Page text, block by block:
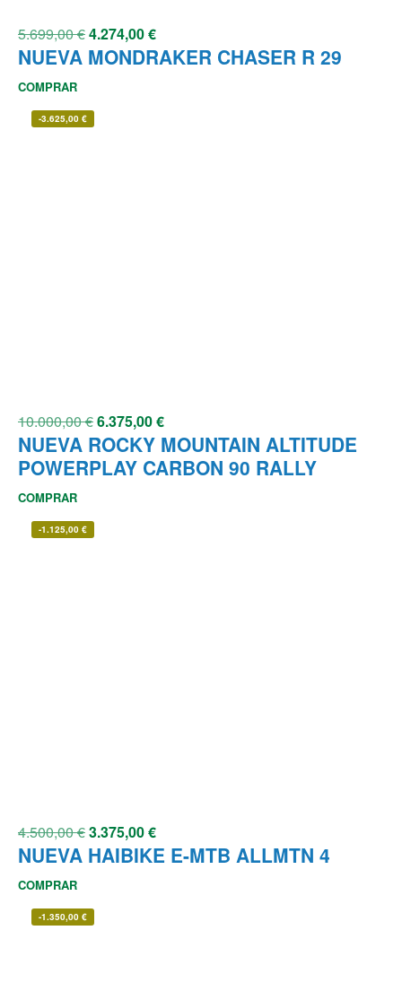
5.699,00€4.274,00€
NUEVA MONDRAKER CHASER R 29
COMPRAR
-3.625,00 €
10.000,00€6.375,00€
NUEVA ROCKY MOUNTAIN ALTITUDE
POWERPLAY CARBON 90 RALLY
COMPRAR
-1.125,00 €
4.500,00€3.375,00€
NUEVA HAIBIKE E-MTB ALLMTN 4
COMPRAR
-1.350,00 €